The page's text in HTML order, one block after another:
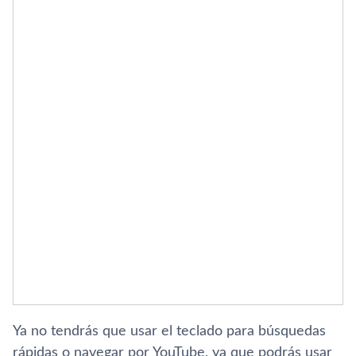
Ya no tendrás que usar el teclado para búsquedas
rápidas o navegar por YouTube, ya que podrás usar